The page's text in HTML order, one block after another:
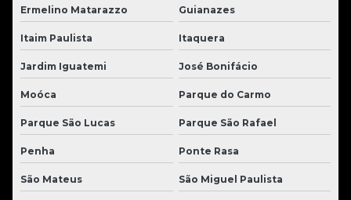
Ermelino Matarazzo Guianazes
Itaim Paulista Itaquera
Jardim Iguatemi José Bonifácio
Moóca Parque do Carmo
Parque São Lucas Parque São Rafael
Penha Ponte Rasa
São Mateus São Miguel Paulista